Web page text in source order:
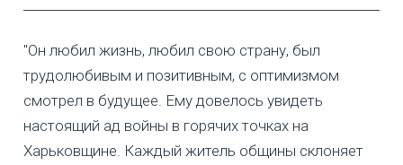
"Он любил жизнь, любил свою страну, был
трудолюбивым и позитивным, с оптимизмом
смотрел в будущее. Ему довелось увидеть
настоящий ад войны в горячих точках на
Харьковщине. Каждый житель общины склоняет